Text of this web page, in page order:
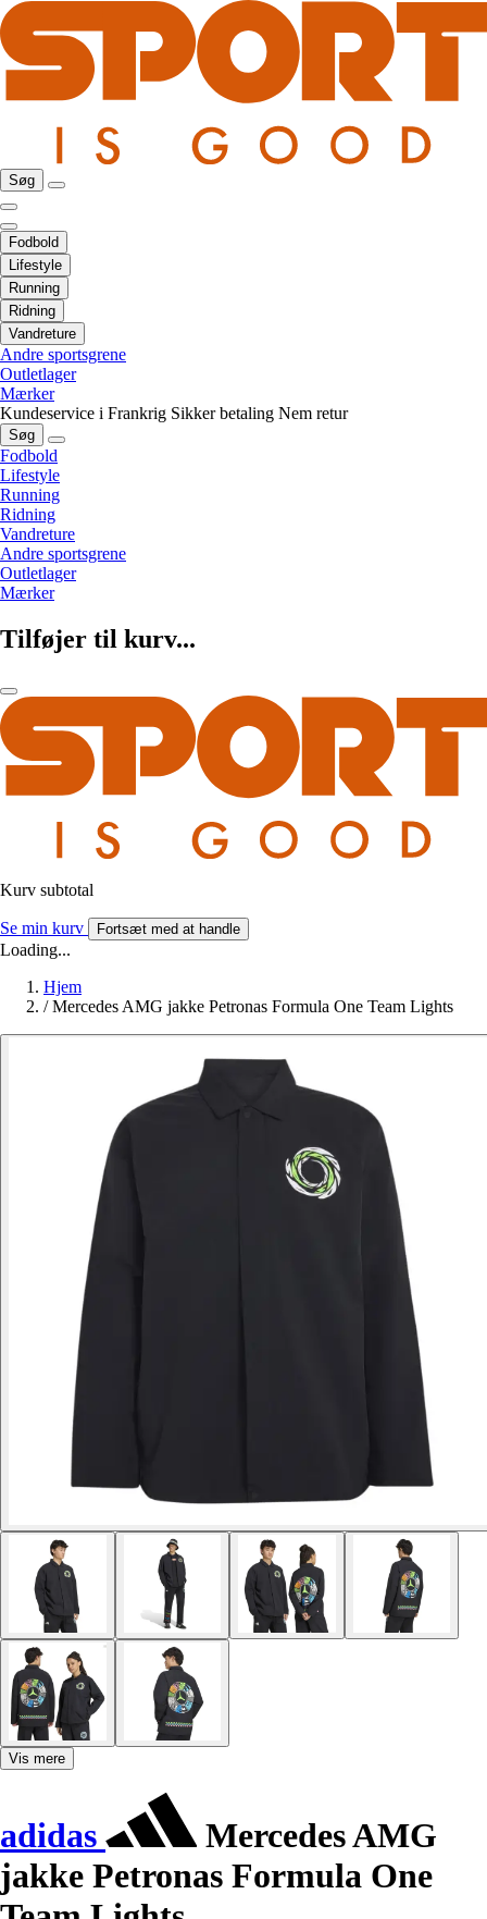
Søg
Fodbold
Lifestyle
Running
Ridning
Vandreture
Andre sportsgrene
Outletlager
Mærker
Kundeservice i Frankrig Sikker betaling Nem retur
Søg
Fodbold
Lifestyle
Running
Ridning
Vandreture
Andre sportsgrene
Outletlager
Mærker
Tilføjer til kurv...
Kurv subtotal
Se min kurv Fortsæt med at handle
Loading...
Hjem
/ Mercedes AMG jakke Petronas Formula One Team Lights
Vis mere
adidas
Mercedes AMG
jakke Petronas Formula One